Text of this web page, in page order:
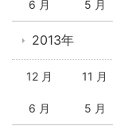
6 月 5 月
2013年
12 月 11 月
6 月 5 月